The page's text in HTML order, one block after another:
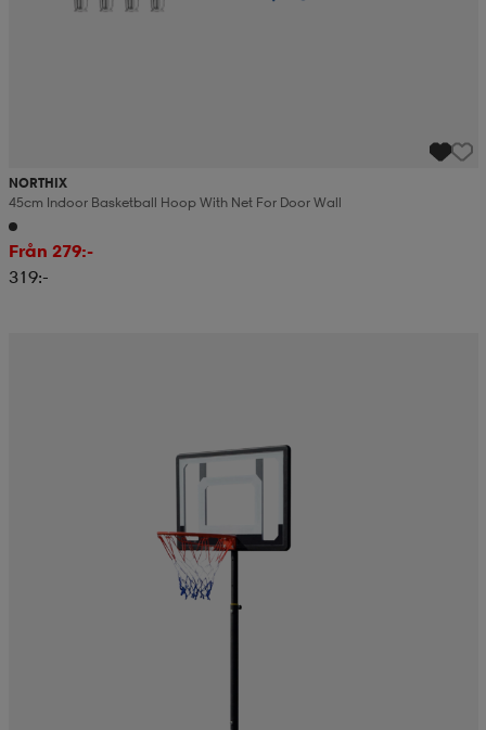
NORTHIX
45cm Indoor Basketball Hoop With Net For Door Wall
Från 279:-
319:-